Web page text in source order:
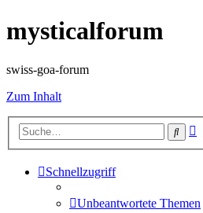
mysticalforum
swiss-goa-forum
Zum Inhalt
Suche
Schnellzugriff
Unbeantwortete Themen